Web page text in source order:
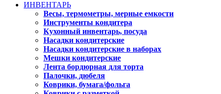
ИНВЕНТАРЬ
Весы, термометры, мерные емкости
Инструменты кондитера
Кухонный инвентарь, посуда
Насадки кондитерские
Насадки кондитерские в наборах
Мешки кондитерские
Лента бордюрная для торта
Палочки, дюбеля
Коврики, бумага/фольга